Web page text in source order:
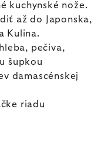
kuchynské nože.
až do Japonska,
Kulina.
pečiva,
šupkou
damascénskej
riadu